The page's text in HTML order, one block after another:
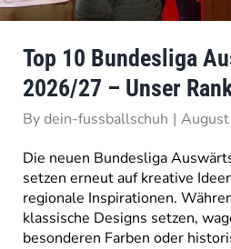
Top 10 Bundesliga
2026/27 – Unser
Bydein-fussballschuh |
Die neuen Bundesliga
setzen erneut auf kreative
regionale Inspirationen.
klassische Designs setzen,
besonderen Farben oder